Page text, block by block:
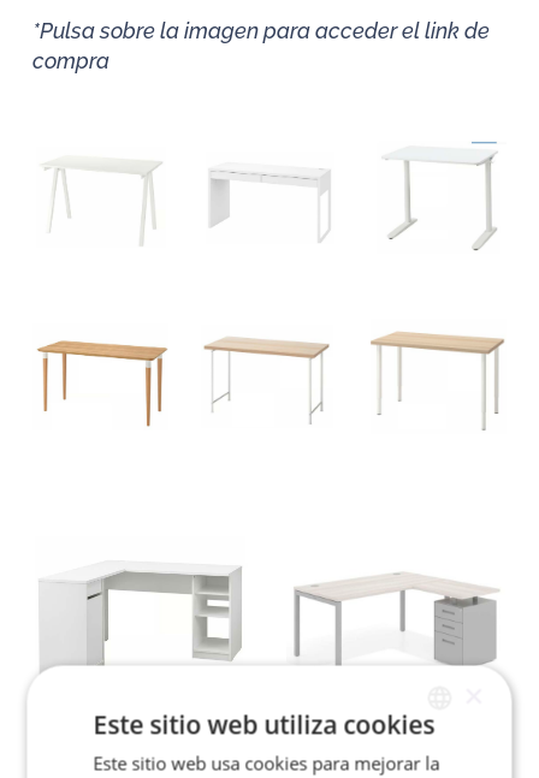
*Pulsa sobre la imagen para acceder el link de
compra
SPANISH
Este sitio web utiliza cookies
Este sitio web usa cookies para mejorar la